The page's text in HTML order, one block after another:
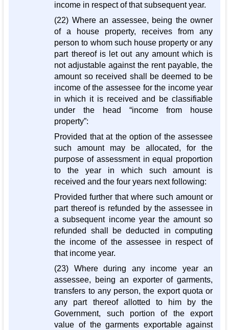
income in respect of that subsequent year.
(22) Where an assessee, being the owner
of a house property, receives from any
person to whom such house property or any
part thereof is let out any amount which is
not adjustable against the rent payable, the
amount so received shall be deemed to be
income of the assessee for the income year
in which it is received and be classifiable
under the head “income from house
property”:
Provided that at the option of the assessee
such amount may be allocated, for the
purpose of assessment in equal proportion
to the year in which such amount is
received and the four years next following:
Provided further that where such amount or
part thereof is refunded by the assessee in
a subsequent income year the amount so
refunded shall be deducted in computing
the income of the assessee in respect of
that income year.
(23) Where during any income year an
assessee, being an exporter of garments,
transfers to any person, the export quota or
any part thereof allotted to him by the
Government, such portion of the export
value of the garments exportable against